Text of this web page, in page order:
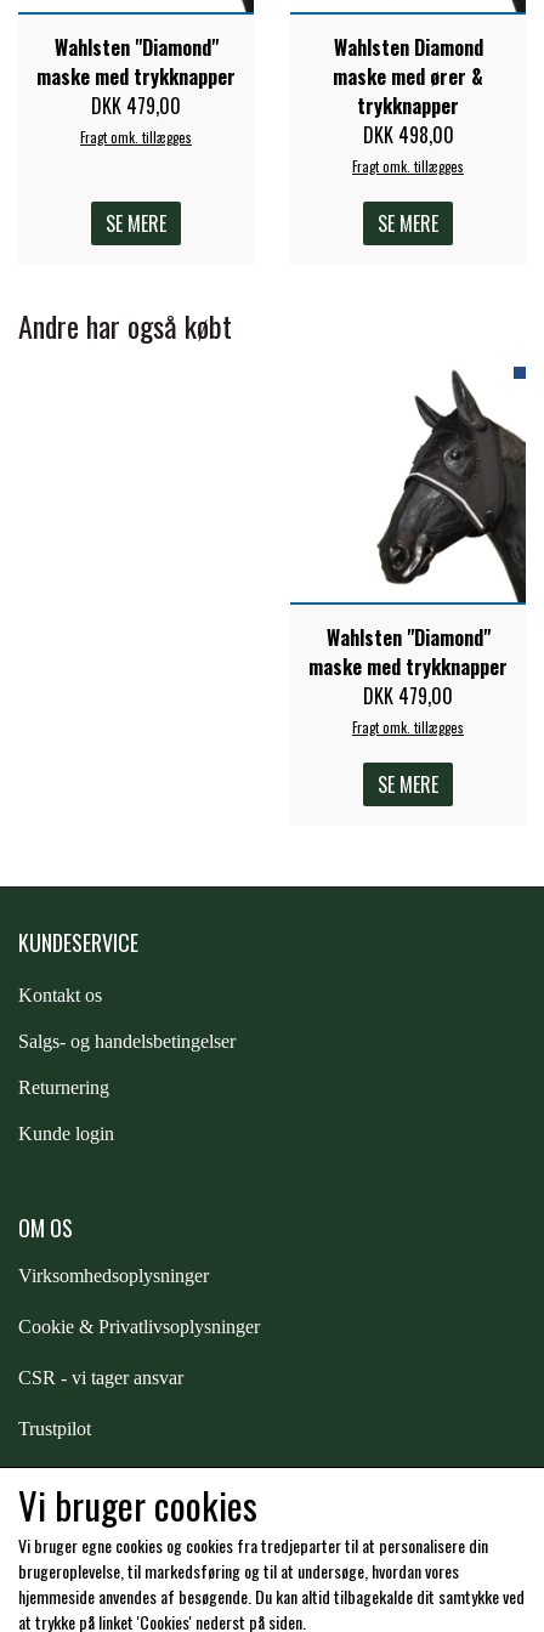
PREMIER EQUINE KØLETERAPI
PREMIER EQUINE GROOMING & STALD
PREMIER EQUINE RYTTER
PHARMACARE
STUD MUFFIN
WAHLSTEN
PREMIER EQUINE INSEKTBESKYTTELSE
Wahlsten "Diamond"
maske med trykknapper
DKK 479,00
Fragt omk. tillægges
SE MERE
Wahlsten Diamond
maske med ører &
trykknapper
DKK 498,00
Fragt omk. tillægges
SE MERE
Andre har også købt
Wahlsten "Diamond"
maske med trykknapper
DKK 479,00
Fragt omk. tillægges
SE MERE
KUNDESERVICE
Kontakt os
Salgs- og handelsbetingelser
Returnering
Kunde login
OM OS
Virksomhedsoplysninger
Cookie & Privatlivsoplysninger
CSR - vi tager ansvar
Trustpilot
Hos os kan du betale med:
Vi bruger cookies
Vi bruger egne cookies og cookies fra tredjeparter til at personalisere din
brugeroplevelse, til markedsføring og til at undersøge, hvordan vores
hjemmeside anvendes af besøgende. Du kan altid tilbagekalde dit samtykke ved
at trykke på linket 'Cookies' nederst på siden.